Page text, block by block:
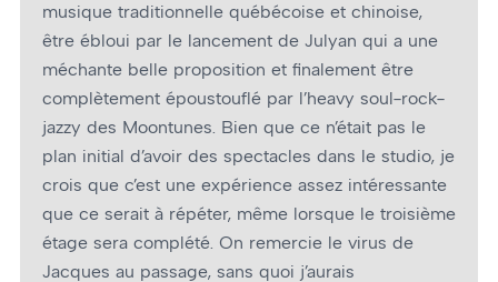
musique traditionnelle québécoise et chinoise,
être ébloui par le lancement de Julyan qui a une
méchante belle proposition et finalement être
complètement époustouflé par l’heavy soul-rock-
jazzy des Moontunes. Bien que ce n’était pas le
plan initial d’avoir des spectacles dans le studio, je
crois que c’est une expérience assez intéressante
que ce serait à répéter, même lorsque le troisième
étage sera complété. On remercie le virus de
Jacques au passage, sans quoi j’aurais